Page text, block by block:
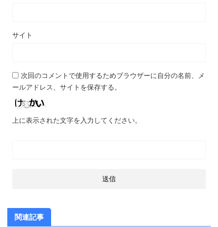
サイト
次回のコメントで使用するためブラウザーに自分の名前、メ
ールアドレス、サイトを保存する。
上に表示された文字を入力してください。
関連記事